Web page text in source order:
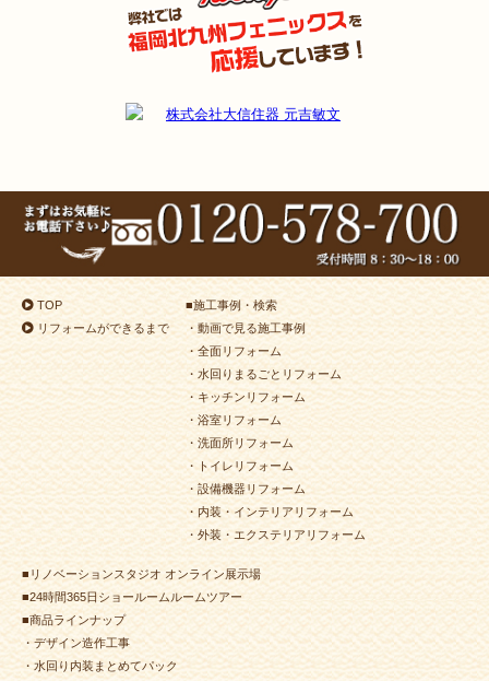
TOP
リフォームができるまで
■施工事例・検索
・動画で見る施工事例
・全面リフォーム
・水回りまるごとリフォーム
・キッチンリフォーム
・浴室リフォーム
・洗面所リフォーム
・トイレリフォーム
・設備機器リフォーム
・内装・インテリアリフォーム
・外装・エクステリアリフォーム
■リノベーションスタジオ オンライン展示場
■24時間365日ショールームルームツアー
■商品ラインナップ
・デザイン造作工事
・水回り内装まとめてパック